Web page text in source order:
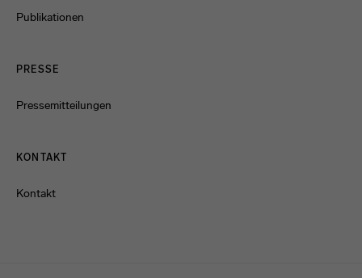
Publikationen
PRESSE
Pressemitteilungen
KONTAKT
Kontakt